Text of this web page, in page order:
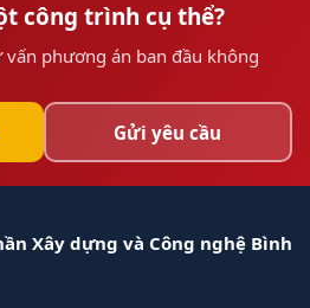
công trình cụ thể?
vấn phương án ban đầu không
Gửi yêu cầu
Xây dựng và Công nghệ Bình